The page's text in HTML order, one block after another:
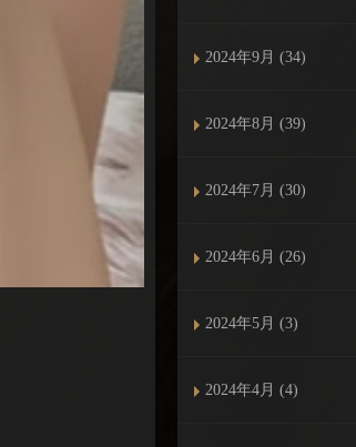
2024年9月 (34)
2024年8月 (39)
2024年7月 (30)
2024年6月 (26)
2024年5月 (3)
2024年4月 (4)